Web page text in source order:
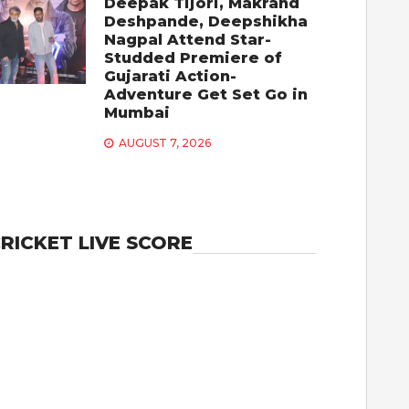
Deshpande, Deepshikha
Nagpal Attend Star-
Studded Premiere of
Gujarati Action-
Adventure Get Set Go in
Mumbai
AUGUST 7, 2026
LIVE SCORE